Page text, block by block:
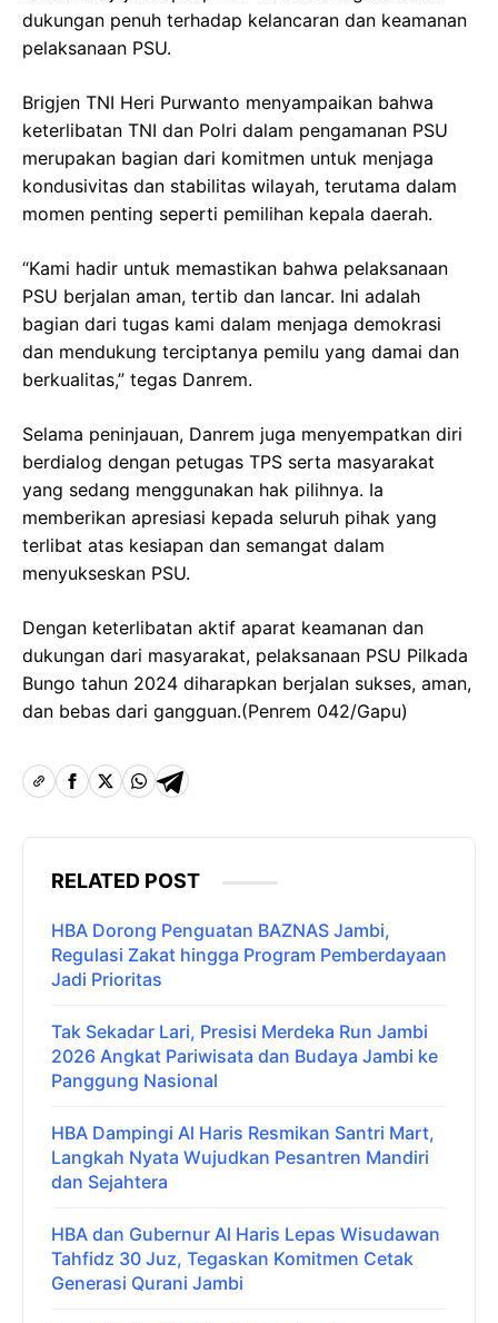
dukungan penuh terhadap kelancaran dan keamanan
pelaksanaan PSU.
Brigjen TNI Heri Purwanto menyampaikan bahwa
keterlibatan TNI dan Polri dalam pengamanan PSU
merupakan bagian dari komitmen untuk menjaga
kondusivitas dan stabilitas wilayah, terutama dalam
momen penting seperti pemilihan kepala daerah.
“Kami hadir untuk memastikan bahwa pelaksanaan
PSU berjalan aman, tertib dan lancar. Ini adalah
bagian dari tugas kami dalam menjaga demokrasi
dan mendukung terciptanya pemilu yang damai dan
berkualitas,” tegas Danrem.
Selama peninjauan, Danrem juga menyempatkan diri
berdialog dengan petugas TPS serta masyarakat
yang sedang menggunakan hak pilihnya. Ia
memberikan apresiasi kepada seluruh pihak yang
terlibat atas kesiapan dan semangat dalam
menyukseskan PSU.
Dengan keterlibatan aktif aparat keamanan dan
dukungan dari masyarakat, pelaksanaan PSU Pilkada
Bungo tahun 2024 diharapkan berjalan sukses, aman,
dan bebas dari gangguan.(Penrem 042/Gapu)
RELATED POST
HBA Dorong Penguatan BAZNAS Jambi,
Regulasi Zakat hingga Program Pemberdayaan
Jadi Prioritas
Tak Sekadar Lari, Presisi Merdeka Run Jambi
2026 Angkat Pariwisata dan Budaya Jambi ke
Panggung Nasional
HBA Dampingi Al Haris Resmikan Santri Mart,
Langkah Nyata Wujudkan Pesantren Mandiri
dan Sejahtera
HBA dan Gubernur Al Haris Lepas Wisudawan
Tahfidz 30 Juz, Tegaskan Komitmen Cetak
Generasi Qurani Jambi